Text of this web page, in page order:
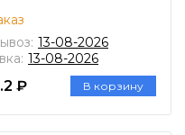
13-08-2026
13-08-2026
₽ В корзину